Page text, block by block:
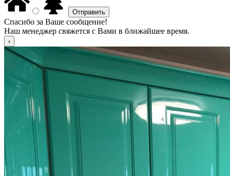
Спасибо за Ваше сообщение!
Наш менеджер свяжется с Вами в ближайшее время.